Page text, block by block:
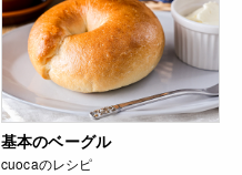
基本のベーグル
cuocaのレシピ